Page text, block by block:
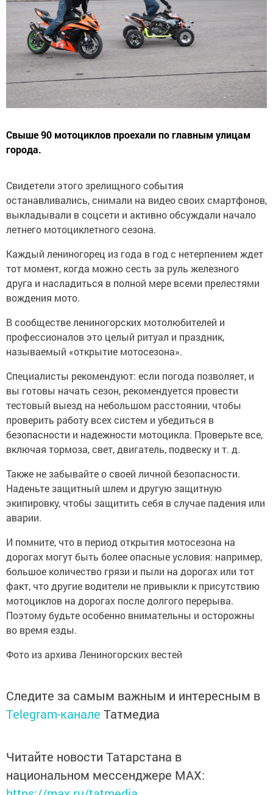
Свыше 90 мотоциклов проехали по главным улицам
города.
Свидетели этого зрелищного события
останавливались, снимали на видео своих смартфонов,
выкладывали в соцсети и активно обсуждали начало
летнего мотоциклетного сезона.
Каждый лениногорец из года в год с нетерпением ждет
тот момент, когда можно сесть за руль железного
друга и насладиться в полной мере всеми прелестями
вождения мото.
В сообществе лениногорских мотолюбителей и
профессионалов это целый ритуал и праздник,
называемый «открытие мотосезона».
Специалисты рекомендуют: если погода позволяет, и
вы готовы начать сезон, рекомендуется провести
тестовый выезд на небольшом расстоянии, чтобы
проверить работу всех систем и убедиться в
безопасности и надежности мотоцикла. Проверьте все,
включая тормоза, свет, двигатель, подвеску и т. д.
Также не забывайте о своей личной безопасности.
Наденьте защитный шлем и другую защитную
экипировку, чтобы защитить себя в случае падения или
аварии.
И помните, что в период открытия мотосезона на
дорогах могут быть более опасные условия: например,
большое количество грязи и пыли на дорогах или тот
факт, что другие водители не привыкли к присутствию
мотоциклов на дорогах после долгого перерыва.
Поэтому будьте особенно внимательны и осторожны
во время езды.
Фото из архива Лениногорских вестей
Следите за самым важным и интересным в
Telegram-канале Татмедиа
Читайте новости Татарстана в
национальном мессенджере MАХ: